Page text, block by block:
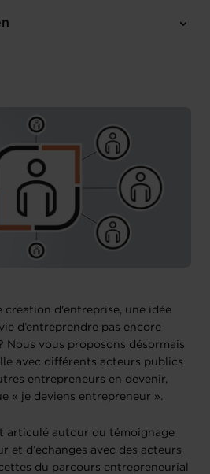
14 Rue Erasme, 1468 Kirchberg
création d'entreprise, une idée
d’entreprendre pas encore
Nous vous proposons désormais
avec différents acteurs publics
entrepreneurs en devenir,
« je deviens entrepreneur ».
articulé autour du témoignage
et d’échanges avec des acteurs
du parcours entrepreneurial